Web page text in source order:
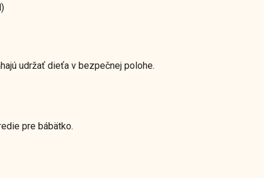
udržať dieťa v bezpečnej polohe.
pre bábätko.